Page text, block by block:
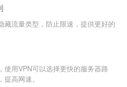
藏流量类型，防止限速，提供更好的
使用VPN可以选择更快的服务器路
高网速。